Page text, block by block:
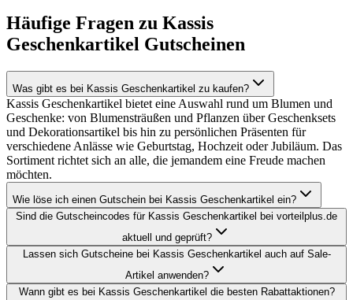
Häufige Fragen zu Kassis
Geschenkartikel Gutscheinen
Was gibt es bei Kassis Geschenkartikel zu kaufen?
Kassis Geschenkartikel bietet eine Auswahl rund um Blumen und
Geschenke: von Blumensträußen und Pflanzen über Geschenksets
und Dekorationsartikel bis hin zu persönlichen Präsenten für
verschiedene Anlässe wie Geburtstag, Hochzeit oder Jubiläum. Das
Sortiment richtet sich an alle, die jemandem eine Freude machen
möchten.
Wie löse ich einen Gutschein bei Kassis Geschenkartikel ein?
Sind die Gutscheincodes für Kassis Geschenkartikel bei vorteilplus.de
aktuell und geprüft?
Lassen sich Gutscheine bei Kassis Geschenkartikel auch auf Sale-
Artikel anwenden?
Wann gibt es bei Kassis Geschenkartikel die besten Rabattaktionen?